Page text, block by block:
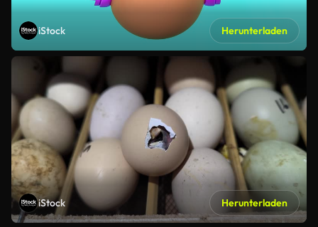
iStock Herunterladen
iStock Herunterladen